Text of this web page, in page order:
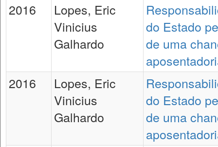
2016
Lopes, Eric
Vinicius
Galhardo
do Estado
de uma
2016
Lopes, Eric
Vinicius
Galhardo
do Estado
de uma